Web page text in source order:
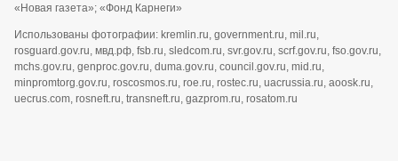
«Новая газета»; «Фонд Карнеги»
Использованы фотографии: kremlin.ru, government.ru, mil.ru,
rosguard.gov.ru, мвд.рф, fsb.ru, sledcom.ru, svr.gov.ru, scrf.gov.ru, fso.gov.ru,
mchs.gov.ru, genproc.gov.ru, duma.gov.ru, council.gov.ru, mid.ru,
minpromtorg.gov.ru, roscosmos.ru, roe.ru, rostec.ru, uacrussia.ru, aoosk.ru,
uecrus.com, rosneft.ru, transneft.ru, gazprom.ru, rosatom.ru